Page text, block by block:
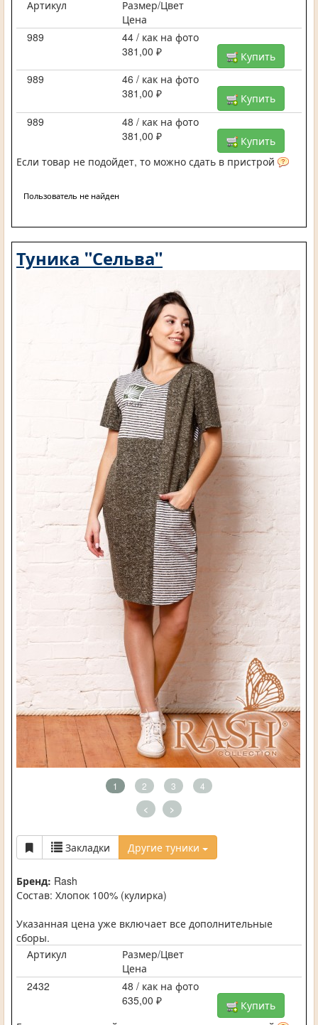
Артикул
Размер/Цвет
Цена
989
44 / как на фото
381,00 ₽
Купить
989
46 / как на фото
381,00 ₽
Купить
989
48 / как на фото
381,00 ₽
Купить
Если товар не подойдет, то можно сдать в пристрой
Пользователь не найден
Туника "Сельва"
1 2 3 4
< >
Закладки Другие туники
Бренд: Rash
Состав: Хлопок 100% (кулирка)
Указанная цена уже включает все дополнительные
сборы.
Артикул
Размер/Цвет
Цена
2432
48 / как на фото
635,00 ₽
Купить